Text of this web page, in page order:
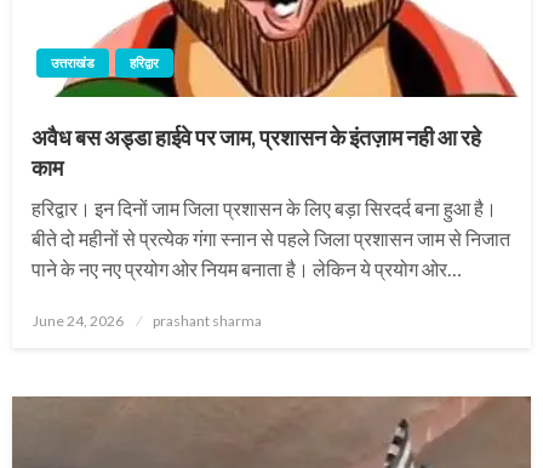
उत्तराखंड हरिद्वार
अवैध बस अड्डा हाईवे पर जाम, प्रशासन के इंतज़ाम नही आ रहे
काम
हरिद्वार। इन दिनों जाम जिला प्रशासन के लिए बड़ा सिरदर्द बना हुआ है।
बीते दो महीनों से प्रत्येक गंगा स्नान से पहले जिला प्रशासन जाम से निजात
पाने के नए नए प्रयोग ओर नियम बनाता है। लेकिन ये प्रयोग ओर…
Posted
June 24, 2026 prashant sharma